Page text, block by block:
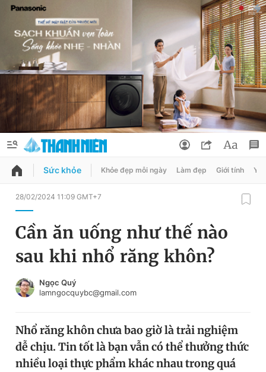
QUẢNG CÁO ĐẶT BÁO
Chuyên mục
Chuyên mục khác
Tin thị trường Tin 360
Đổi mật khẩu
Tin đã lưu
Tin đã xem
Đăng xuất
Sức khỏe Khỏe đẹp mỗi ngày Làm đẹp Giới tính Y
28/02/2024 11:09 GMT+7
Cần ăn uống như thế nào
sau khi nhổ răng khôn?
Ngọc Quý
lamngocquybc@gmail.com
Nhổ răng khôn chưa bao giờ là trải nghiệm
dễ chịu. Tin tốt là bạn vẫn có thể thưởng thức
nhiều loại thực phẩm khác nhau trong quá